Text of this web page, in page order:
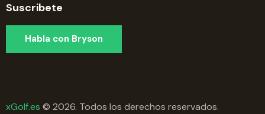
Suscribete
Habla con Bryson
xGolf.es © 2026. Todos los derechos reservados.